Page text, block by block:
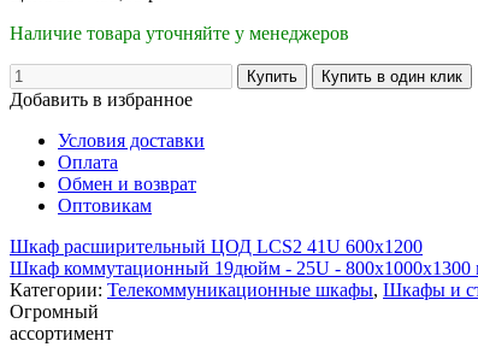
Наличие товара уточняйте у менеджеров
Добавить в избранное
Условия доставки
Оплата
Обмен и возврат
Оптовикам
Шкаф расширительный ЦОД LCS2 41U 600х1200
Шкаф коммутационный 19дюйм - 25U - 800x1000x1300
Категории: Телекоммуникационные шкафы, Шкафы и
Огромный
ассортимент